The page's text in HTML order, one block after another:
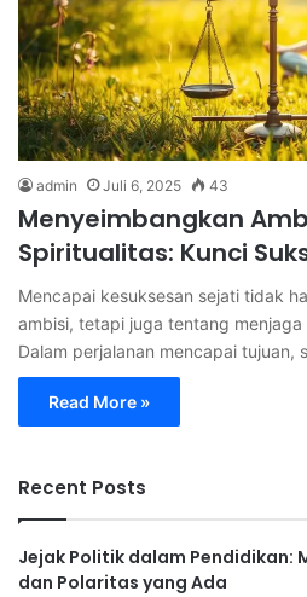
admin Juli 6, 2025 43
Menyeimbangkan
Spiritualitas: Kunci
Mencapai kesuksesan sejati tidak
ambisi, tetapi juga tentang
Dalam perjalanan mencapai tujuan,
Read More »
Recent Posts
Jejak Politik dalam Pendidikan:
dan Polaritas yang Ada